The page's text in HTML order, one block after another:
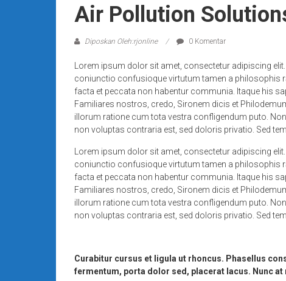
Air Pollution
Diposkan Oleh:rjonline 0 Komentar
Lorem ipsum dolor sit amet, consectetur adipiscing
coniunctio confusioque virtutum tamen a philosophis
facta et peccata non habentur communia. Itaque his
Familiares nostros, credo, Sironem dicis et
illorum ratione cum tota vestra confligendum puto.
non voluptas contraria est, sed doloris privatio. Sed
Lorem ipsum dolor sit amet, consectetur adipiscing
coniunctio confusioque virtutum tamen a philosophis
facta et peccata non habentur communia. Itaque his
Familiares nostros, credo, Sironem dicis et
illorum ratione cum tota vestra confligendum puto.
non voluptas contraria est, sed doloris privatio. Sed
Curabitur cursus et ligula ut rhoncus. Phasellus
fermentum, porta dolor sed, placerat lacus. Nunc